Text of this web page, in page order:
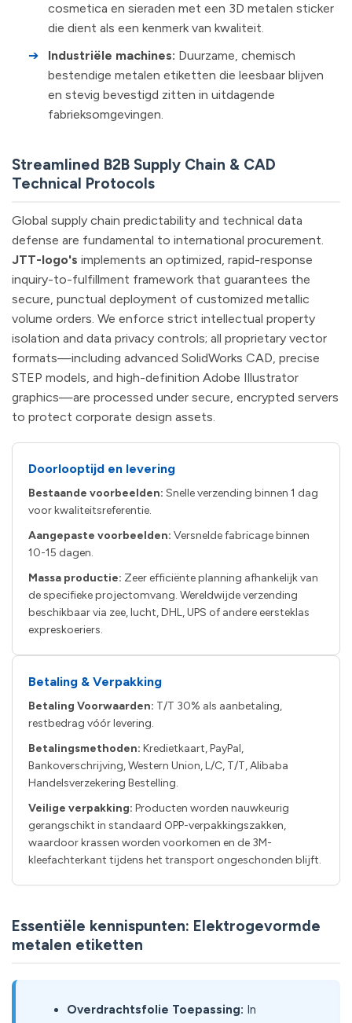
cosmetica en sieraden met een 3D metalen sticker
die dient als een kenmerk van kwaliteit.
➔
Industriële machines: Duurzame, chemisch
bestendige metalen etiketten die leesbaar blijven
en stevig bevestigd zitten in uitdagende
fabrieksomgevingen.
Streamlined B2B Supply Chain & CAD
Technical Protocols
Global supply chain predictability and technical data
defense are fundamental to international procurement.
JTT-logo's implements an optimized, rapid-response
inquiry-to-fulfillment framework that guarantees the
secure, punctual deployment of customized metallic
volume orders. We enforce strict intellectual property
isolation and data privacy controls; all proprietary vector
formats—including advanced SolidWorks CAD, precise
STEP models, and high-definition Adobe Illustrator
graphics—are processed under secure, encrypted servers
to protect corporate design assets.
Doorlooptijd en levering
Bestaande voorbeelden: Snelle verzending binnen 1 dag
voor kwaliteitsreferentie.
Aangepaste voorbeelden: Versnelde fabricage binnen
10-15 dagen.
Massa productie: Zeer efficiënte planning afhankelijk van
de specifieke projectomvang. Wereldwijde verzending
beschikbaar via zee, lucht, DHL, UPS of andere eersteklas
expreskoeriers.
Betaling & Verpakking
Betaling Voorwaarden: T/T 30% als aanbetaling,
restbedrag vóór levering.
Betalingsmethoden: Kredietkaart, PayPal,
Bankoverschrijving, Western Union, L/C, T/T, Alibaba
Handelsverzekering Bestelling.
Veilige verpakking: Producten worden nauwkeurig
gerangschikt in standaard OPP-verpakkingszakken,
waardoor krassen worden voorkomen en de 3M-
kleefachterkant tijdens het transport ongeschonden blijft.
Essentiële kennispunten: Elektrogevormde
metalen etiketten
Overdrachtsfolie Toepassing: In